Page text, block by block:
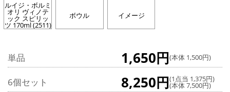
ルイジ・ボルミ
オリ ヴィノテ
ック スピリッ
ツ 170ml (2511)
ボウル イメージ
単品 1,650円(本体 1,500円)
6個セット 8,250円(1点当 1,375円)
(本体 7,500円)